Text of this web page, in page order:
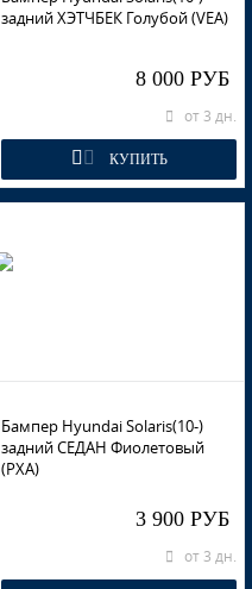
задний ХЭТЧБЕК Голубой (VEA)
8 000 РУБ
от 3 дн.
КУПИТЬ
Бампер Hyundai Solaris(10-)
задний СЕДАН Фиолетовый
(PXA)
3 900 РУБ
от 3 дн.